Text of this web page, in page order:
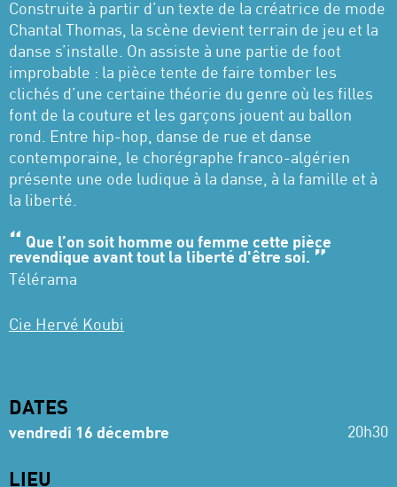
Construite à partir d’un texte de la créatrice de mode
Chantal Thomas, la scène devient terrain de jeu et la
danse s’installe. On assiste à une partie de foot
improbable : la pièce tente de faire tomber les
clichés d’une certaine théorie du genre où les filles
font de la couture et les garçons jouent au ballon
rond. Entre hip-hop, danse de rue et danse
contemporaine, le chorégraphe franco-algérien
présente une ode ludique à la danse, à la famille et à
la liberté.
Que l’on soit homme ou femme cette pièce
revendique avant tout la liberté d'être soi.
Télérama
Cie Hervé Koubi
DATES
vendredi 16 décembre 20h30
LIEU